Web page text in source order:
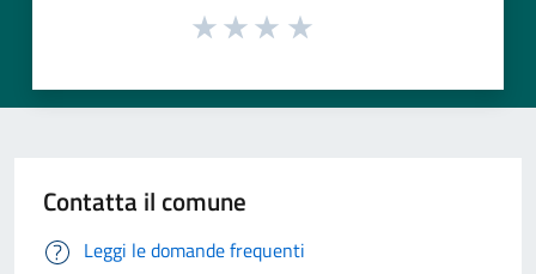
Contatta il comune
Leggi le domande frequenti